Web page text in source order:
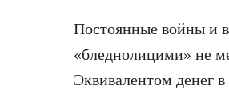
Постоянные войны и
«бледнолицими» не
Эквивалентом денег